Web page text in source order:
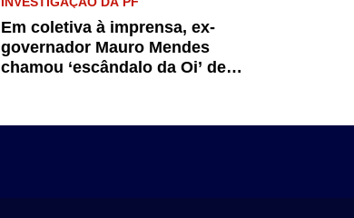
Em coletiva à imprensa, ex-
governador Mauro Mendes
chamou ‘escândalo da Oi’ de